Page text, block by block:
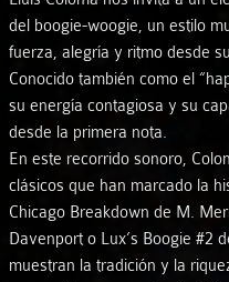
del boogie-woogie, un estilo
fuerza, alegría y ritmo desde
Conocido también como el
su energía contagiosa y su
desde la primera nota.
En este recorrido sonoro,
clásicos que han marcado la
Chicago Breakdown de M.
Davenport o Lux’s Boogie #2
muestran la tradición y la